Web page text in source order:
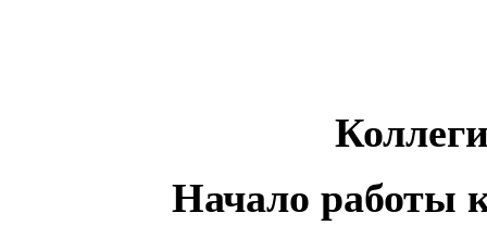
Начало работы